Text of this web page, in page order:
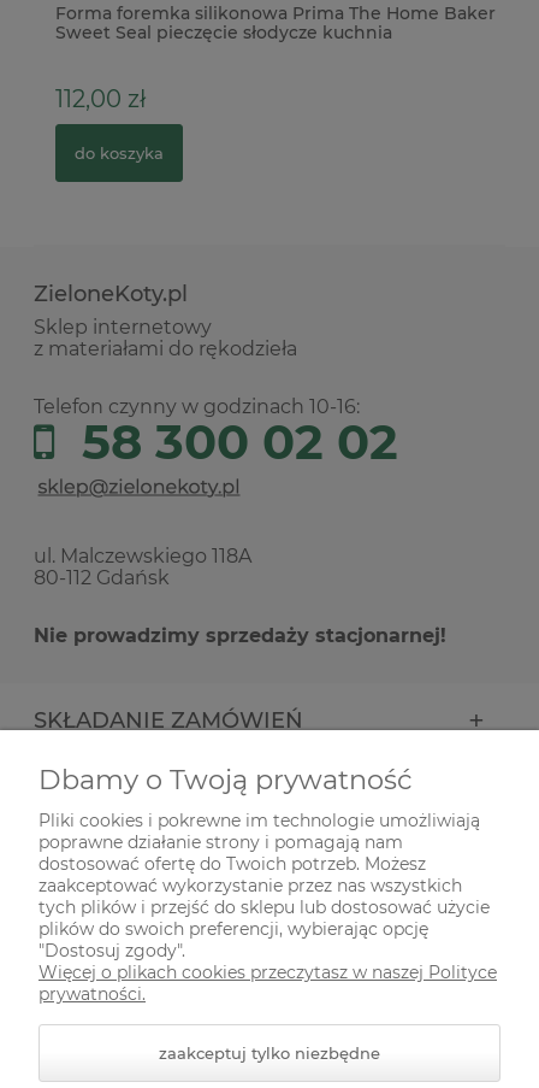
Forma foremka silikonowa Prima The Home Baker
Sweet Seal pieczęcie słodycze kuchnia
112,00 zł
do koszyka
ZieloneKoty.pl
Sklep internetowy
z materiałami do rękodzieła
Telefon czynny w godzinach 10-16:
58 300 02 02
ul. Malczewskiego 118A
80-112 Gdańsk
Nie prowadzimy sprzedaży stacjonarnej!
SKŁADANIE ZAMÓWIEŃ
INFORMACJE
ODWIEDŹ NAS NA
Dbamy o Twoją prywatność
Pliki cookies i pokrewne im technologie umożliwiają
poprawne działanie strony i pomagają nam
dostosować ofertę do Twoich potrzeb. Możesz
zaakceptować wykorzystanie przez nas wszystkich
tych plików i przejść do sklepu lub dostosować użycie
plików do swoich preferencji, wybierając opcję
"Dostosuj zgody".
Więcej o plikach cookies przeczytasz w naszej Polityce
prywatności.
zaakceptuj tylko niezbędne